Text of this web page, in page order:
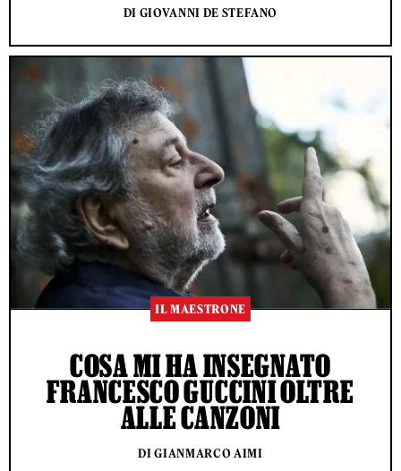
DI GIOVANNI DE STEFANO
IL MAESTRONE
COSA MI HA INSEGNATO
FRANCESCO GUCCINI OLTRE
ALLE CANZONI
DI GIANMARCO AIMI